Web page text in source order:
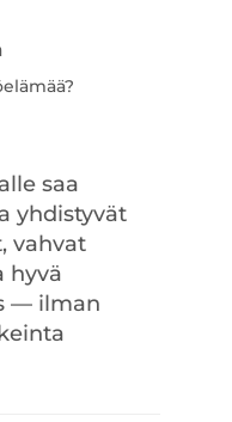
saa
yhdistyvät
vahvat
hyvä
— ilman